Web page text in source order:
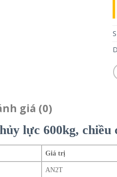
giá (0)
lực 600kg, chiều
Giá trị
AN2T